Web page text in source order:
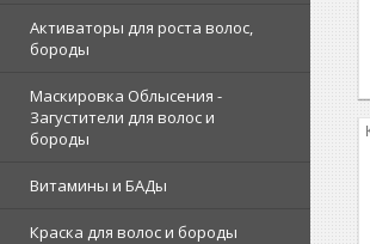
Активаторы для роста волос,
бороды
Маскировка Облысения -
Загустители для волос и
бороды
Витамины и БАДы
Краска для волос и бороды